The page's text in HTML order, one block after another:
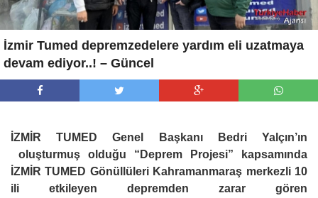
İzmir Tumed depremzedelere yardım eli uzatmaya
devam ediyor..! – Güncel
İZMİR TUMED Genel Başkanı Bedri Yalçın’ın
oluşturmuş olduğu “Deprem Projesi” kapsamında
İZMİR TUMED Gönüllüleri Kahramanmaraş merkezli 10
ili etkileyen depremden zarar gören